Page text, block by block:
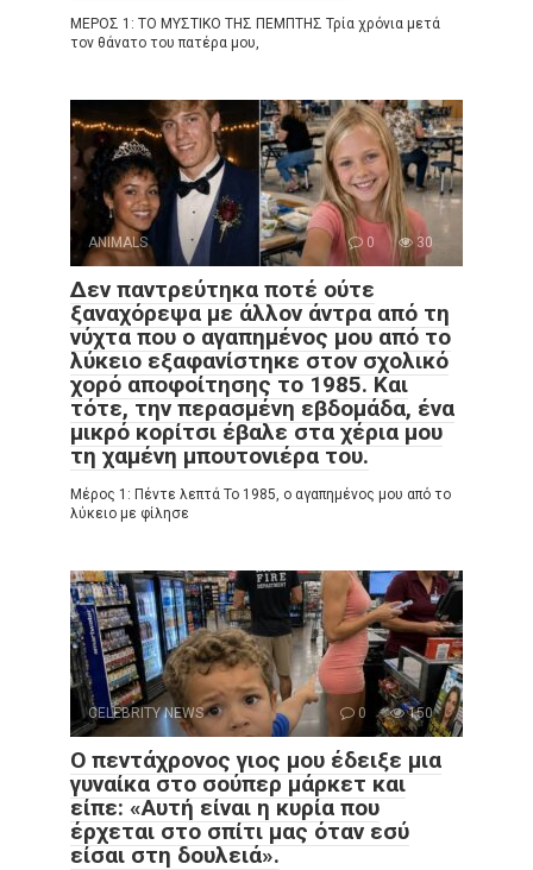
ΜΕΡΟΣ 1: ΤΟ ΜΥΣΤΙΚΟ ΤΗΣ ΠΕΜΠΤΗΣ Τρία χρόνια μετά
τον θάνατο του πατέρα μου,
ANIMALS 0 30
Δεν παντρεύτηκα ποτέ ούτε
ξαναχόρεψα με άλλον άντρα από τη
νύχτα που ο αγαπημένος μου από το
λύκειο εξαφανίστηκε στον σχολικό
χορό αποφοίτησης το 1985. Και
τότε, την περασμένη εβδομάδα, ένα
μικρό κορίτσι έβαλε στα χέρια μου
τη χαμένη μπουτονιέρα του.
Μέρος 1: Πέντε λεπτά Το 1985, ο αγαπημένος μου από το
λύκειο με φίλησε
CELEBRITY NEWS 0 150
Ο πεντάχρονος γιος μου έδειξε μια
γυναίκα στο σούπερ μάρκετ και
είπε: «Αυτή είναι η κυρία που
έρχεται στο σπίτι μας όταν εσύ
είσαι στη δουλειά».